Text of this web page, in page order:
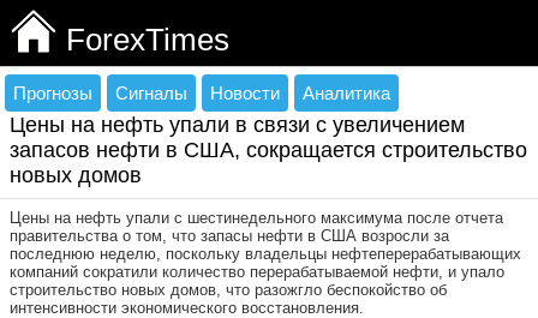
ForexTimes
Прогнозы Сигналы Новости Аналитика
Цены на нефть упали в связи с увеличением
запасов нефти в США, сокращается строительство
новых домов
Цены на нефть упали с шестинедельного максимума после отчета
правительства о том, что запасы нефти в США возросли за
последнюю неделю, поскольку владельцы нефтеперерабатывающих
компаний сократили количество перерабатываемой нефти, и упало
строительство новых домов, что разожгло беспокойство об
интенсивности экономического восстановления.